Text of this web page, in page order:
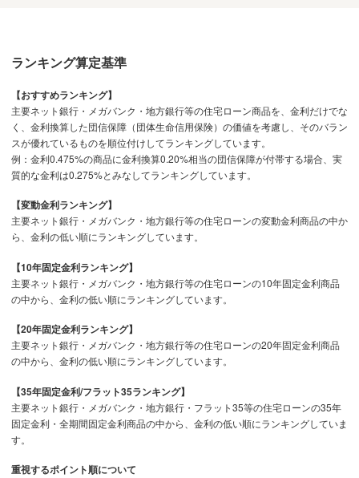
です。また、数ある固定金利の中でも、20年固定金利や全
期間固定金利などより長期のものよりは金利水準が抑えられ
ているので、返済額を抑えることができます。
10年固定金利のデメリットと対策
通常、変動金利よりも月々の返済額が高くなります。また、
も、当初10年間よりは高い金利が適用されることが一般的
です。対策としては、10年間のうちにしっかり貯蓄をして
おくことや、10年固定金利が終わる頃に借り換えを行うこ
とが有効です。
10年固定金利が向いている人
最初の10年間に教育費がかさむ時期が重なるなど、借り入
れから少なくとも10年間は返済額が増えるリスクを避けた
いという方に向いています。一方、少しでも月々の返済を抑
えたい方には、10年固定金利よりも変動金利の方が向いて
います。
・10年固定金利を選択する人の割合はどれくらい？
ランキング算定基準
【おすすめランキング】
主要ネット銀行・メガバンク・地方銀行等の住宅ローン商品を、金利だけでな
く、金利換算した団信保障（団体生命信用保険）の価値を考慮し、そのバラン
スが優れているものを順位付けしてランキングしています。
例：金利0.475%の商品に金利換算0.20%相当の団信保障が付帯する場合、実
質的な金利は0.275%とみなしてランキングしています。
【変動金利ランキング】
主要ネット銀行・メガバンク・地方銀行等の住宅ローンの変動金利商品の中か
ら、金利の低い順にランキングしています。
【10年固定金利ランキング】
主要ネット銀行・メガバンク・地方銀行等の住宅ローンの10年固定金利商品
の中から、金利の低い順にランキングしています。
【20年固定金利ランキング】
主要ネット銀行・メガバンク・地方銀行等の住宅ローンの20年固定金利商品
の中から、金利の低い順にランキングしています。
【35年固定金利/フラット35ランキング】
主要ネット銀行・メガバンク・地方銀行・フラット35等の住宅ローンの35年
固定金利・全期間固定金利商品の中から、金利の低い順にランキングしていま
す。
重視するポイント順について